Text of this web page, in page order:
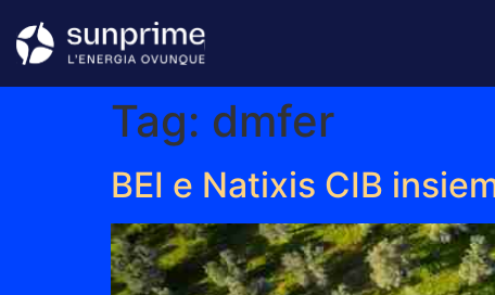
Tag: dmfer
BEI e Natixis CIB